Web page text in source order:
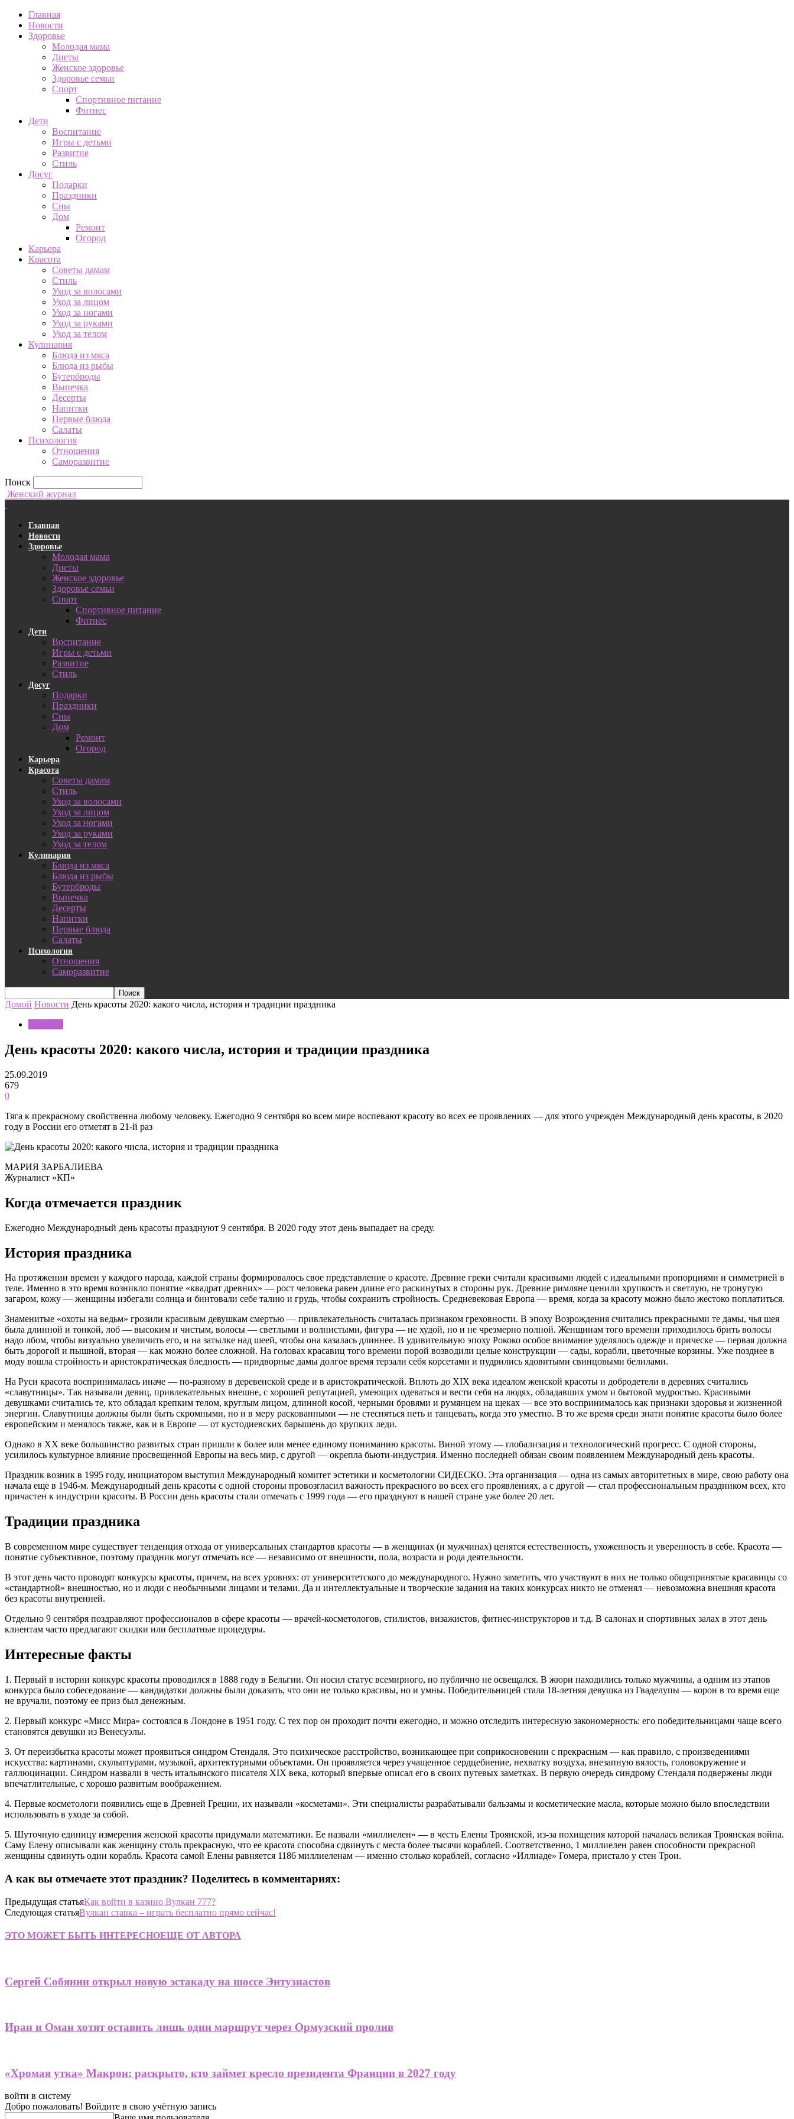
Главная
Новости
Здоровье
Молодая мама
Диеты
Женское здоровье
Здоровье семьи
Спорт
Спортивное питание
Фитнес
Дети
Воспитание
Игры с детьми
Развитие
Стиль
Досуг
Подарки
Праздники
Сны
Дом
Ремонт
Огород
Карьера
Красота
Советы дамам
Стиль
Уход за волосами
Уход за лицом
Уход за ногами
Уход за руками
Уход за телом
Кулинария
Блюда из мяса
Блюда из рыбы
Бутерброды
Выпечка
Десерты
Напитки
Первые блюда
Салаты
Психология
Отношения
Саморазвитие
Поиск
Женский журнал
Главная
Новости
Здоровье
Молодая мама
Диеты
Женское здоровье
Здоровье семьи
Спорт
Спортивное питание
Фитнес
Дети
Воспитание
Игры с детьми
Развитие
Стиль
Досуг
Подарки
Праздники
Сны
Дом
Ремонт
Огород
Карьера
Красота
Советы дамам
Стиль
Уход за волосами
Уход за лицом
Уход за ногами
Уход за руками
Уход за телом
Кулинария
Блюда из мяса
Блюда из рыбы
Бутерброды
Выпечка
Десерты
Напитки
Первые блюда
Салаты
Психология
Отношения
Саморазвитие
Домой Новости День красоты 2020: какого числа, история и традиции праздника
День красоты 2020: какого числа, история и традиции праздника
25.09.2019
679
0
Тяга к прекрасному свойственна любому человеку. Ежегодно 9 сентября во всем мире воспевают красоту во всех ее проявлениях — для этого учрежден Международный день красоты, в 2020
году в России его отметят в 21-й раз
МАРИЯ ЗАРБАЛИЕВА
Журналист «КП»
Когда отмечается праздник
Ежегодно Международный день красоты празднуют 9 сентября. В 2020 году этот день выпадает на среду.
История праздника
На протяжении времен у каждого народа, каждой страны формировалось свое представление о красоте. Древние греки считали красивыми людей с идеальными пропорциями и симметрией в
теле. Именно в это время возникло понятие «квадрат древних» — рост человека равен длине его раскинутых в стороны рук. Древние римляне ценили хрупкость и светлую, не тронутую
загаром, кожу — женщины избегали солнца и бинтовали себе талию и грудь, чтобы сохранить стройность. Средневековая Европа — время, когда за красоту можно было жестоко поплатиться.
Знаменитые «охоты на ведьм» грозили красивым девушкам смертью — привлекательность считалась признаком греховности. В эпоху Возрождения считались прекрасными те дамы, чья шея
была длинной и тонкой, лоб — высоким и чистым, волосы — светлыми и волнистыми, фигура — не худой, но и не чрезмерно полной. Женщинам того времени приходилось брить волосы
надо лбом, чтобы визуально увеличить его, и на затылке над шеей, чтобы она казалась длиннее. В удивительную эпоху Рококо особое внимание уделялось одежде и прическе — первая должна
быть дорогой и пышной, вторая — как можно более сложной. На головах красавиц того времени порой возводили целые конструкции — сады, корабли, цветочные корзины. Уже позднее в
моду вошла стройность и аристократическая бледность — придворные дамы долгое время терзали себя корсетами и пудрились ядовитыми свинцовыми белилами.
На Руси красота воспринималась иначе — по-разному в деревенской среде и в аристократической. Вплоть до XIX века идеалом женской красоты и добродетели в деревнях считались
«славутницы». Так называли девиц, привлекательных внешне, с хорошей репутацией, умеющих одеваться и вести себя на людях, обладавших умом и бытовой мудростью. Красивыми
девушками считались те, кто обладал крепким телом, круглым лицом, длинной косой, черными бровями и румянцем на щеках — все это воспринималось как признаки здоровья и жизненной
энергии. Славутницы должны были быть скромными, но и в меру раскованными — не стесняться петь и танцевать, когда это уместно. В то же время среди знати понятие красоты было более
европейским и менялось также, как и в Европе — от кустодиевских барышень до хрупких леди.
Однако в ХХ веке большинство развитых стран пришли к более или менее единому пониманию красоты. Виной этому — глобализация и технологический прогресс. С одной стороны,
усилилось культурное влияние просвещенной Европы на весь мир, с другой — окрепла бьюти-индустрия. Именно последней обязан своим появлением Международный день красоты.
Праздник возник в 1995 году, инициатором выступил Международный комитет эстетики и косметологии СИДЕСКО. Эта организация — одна из самых авторитетных в мире, свою работу она
начала еще в 1946-м. Международный день красоты с одной стороны провозгласил важность прекрасного во всех его проявлениях, а с другой — стал профессиональным праздником всех, кто
причастен к индустрии красоты. В России день красоты стали отмечать с 1999 года — его празднуют в нашей стране уже более 20 лет.
Традиции праздника
В современном мире существует тенденция отхода от универсальных стандартов красоты — в женщинах (и мужчинах) ценятся естественность, ухоженность и уверенность в себе. Красота —
понятие субъективное, поэтому праздник могут отмечать все — независимо от внешности, пола, возраста и рода деятельности.
В этот день часто проводят конкурсы красоты, причем, на всех уровнях: от университетского до международного. Нужно заметить, что участвуют в них не только общепринятые красавицы со
«стандартной» внешностью, но и люди с необычными лицами и телами. Да и интеллектуальные и творческие задания на таких конкурсах никто не отменял — невозможна внешняя красота
без красоты внутренней.
Отдельно 9 сентября поздравляют профессионалов в сфере красоты — врачей-косметологов, стилистов, визажистов, фитнес-инструкторов и т.д. В салонах и спортивных залах в этот день
клиентам часто предлагают скидки или бесплатные процедуры.
Интересные факты
1. Первый в истории конкурс красоты проводился в 1888 году в Бельгии. Он носил статус всемирного, но публично не освещался. В жюри находились только мужчины, а одним из этапов
конкурса было собеседование — кандидатки должны были доказать, что они не только красивы, но и умны. Победительницей стала 18-летняя девушка из Гваделупы — корон в то время еще
не вручали, поэтому ее приз был денежным.
2. Первый конкурс «Мисс Мира» состоялся в Лондоне в 1951 году. С тех пор он проходит почти ежегодно, и можно отследить интересную закономерность: его победительницами чаще всего
становятся девушки из Венесуэлы.
3. От переизбытка красоты может проявиться синдром Стендаля. Это психическое расстройство, возникающее при соприкосновении с прекрасным — как правило, с произведениями
искусства: картинами, скульптурами, музыкой, архитектурными объектами. Он проявляется через учащенное сердцебиение, нехватку воздуха, внезапную вялость, головокружение и
галлюцинации. Синдром назвали в честь итальянского писателя ХIХ века, который впервые описал его в своих путевых заметках. В первую очередь синдрому Стендаля подвержены люди
впечатлительные, с хорошо развитым воображением.
4. Первые косметологи появились еще в Древней Греции, их называли «косметами». Эти специалисты разрабатывали бальзамы и косметические масла, которые можно было впоследствии
использовать в уходе за собой.
5. Шуточную единицу измерения женской красоты придумали математики. Ее назвали «миллиелен» — в честь Елены Троянской, из-за похищения которой началась великая Троянская война.
Саму Елену описывали как женщину столь прекрасную, что ее красота способна сдвинуть с местa более тысячи кораблей. Соответственно, 1 миллиелен равен способности прекрасной
женщины сдвинуть один корабль. Красота самой Елены равняется 1186 миллиеленам — именно столько кораблей, согласно «Иллиаде» Гомера, пристало у стен Трои.
А как вы отмечаете этот праздник? Поделитесь в комментариях:
Предыдущая статьяКак войти в казино Вулкан 777?
Следующая статьяВулкан ставка – играть бесплатно прямо сейчас!
ЭТО МОЖЕТ БЫТЬ ИНТЕРЕСНОЕЩЕ ОТ АВТОРА
Сергей Собянин открыл новую эстакаду на шоссе Энтузиастов
Иран и Оман хотят оставить лишь один маршрут через Ормузский пролив
«Хромая утка» Макрон: раскрыто, кто займет кресло президента Франции в 2027 году
войти в систему
Добро пожаловать! Войдите в свою учётную запись